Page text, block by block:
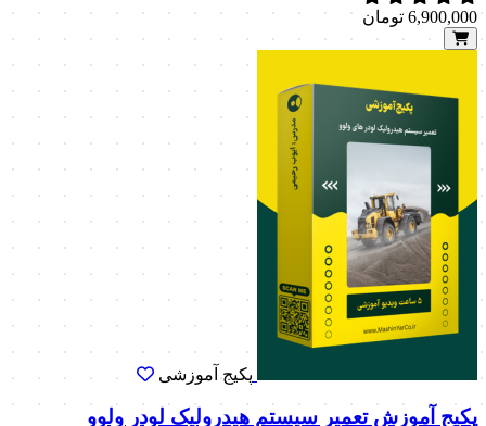
6,900,000 تومان
پکیج آموزشی
پکیج آموزش تعمیر سیستم هیدرولیک لودر ولوو